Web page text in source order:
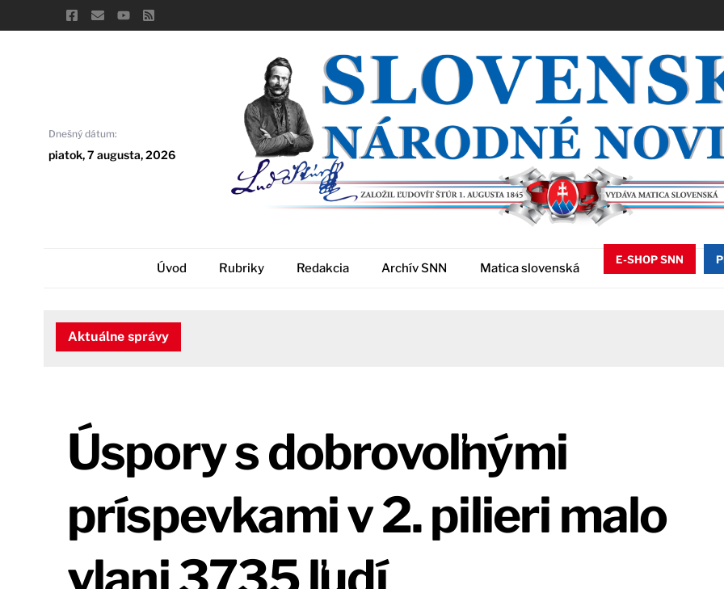
to
Dnešný dátum:
piatok, 7 augusta, 2026
Úvod Rubriky Redakcia Archív SNN Matica slovenská
E-SHOP SNN
Aktuálne správy
Úspory s dobrovoľnými
príspevkami v 2. pilieri malo